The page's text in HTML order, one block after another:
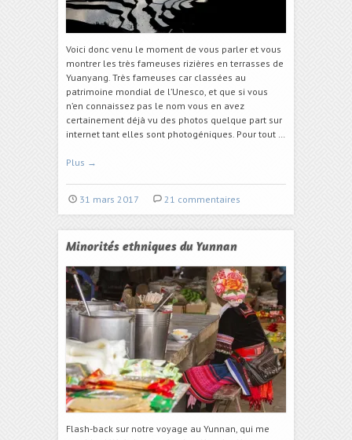
Voici donc venu le moment de vous parler et vous
montrer les très fameuses rizières en terrasses de
Yuanyang. Très fameuses car classées au
patrimoine mondial de l’Unesco, et que si vous
n’en connaissez pas le nom vous en avez
certainement déjà vu des photos quelque part sur
internet tant elles sont photogéniques. Pour tout …
Plus →
31 mars 2017 21 commentaires
Minorités ethniques du Yunnan
Flash-back sur notre voyage au Yunnan, qui me